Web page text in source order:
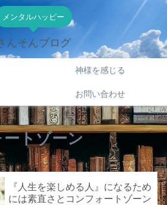
メンタルハッピー
んそんブログ
神様を感じる
お問い合わせ
ートゾーン
『人生を楽しめる人』になるため
には素直さとコンフォートゾーン